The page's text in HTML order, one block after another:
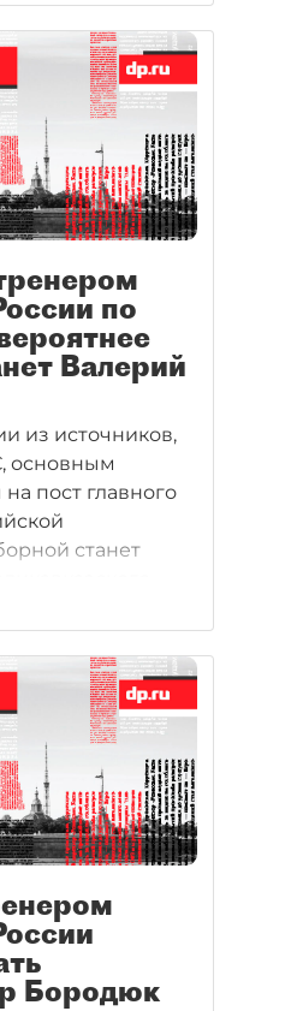
по
Валерий
из источников,
основным
пост главного
станет
Газзаев.
Бородюк